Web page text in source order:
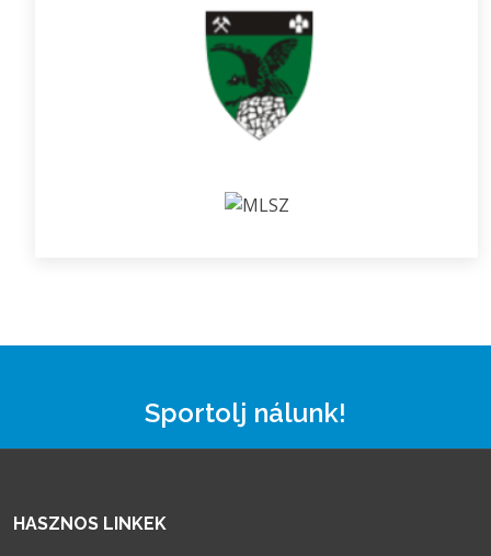
Sportolj nálunk!
HASZNOS LINKEK